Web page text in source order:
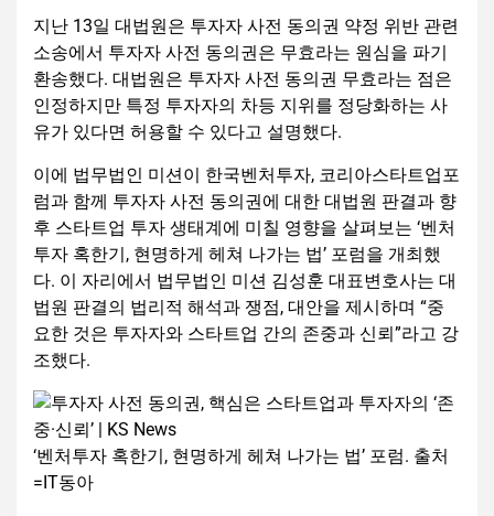
지난 13일 대법원은 투자자 사전 동의권 약정 위반 관련
소송에서 투자자 사전 동의권은 무효라는 원심을 파기
환송했다. 대법원은 투자자 사전 동의권 무효라는 점은
인정하지만 특정 투자자의 차등 지위를 정당화하는 사
유가 있다면 허용할 수 있다고 설명했다.
이에 법무법인 미션이 한국벤처투자, 코리아스타트업포
럼과 함께 투자자 사전 동의권에 대한 대법원 판결과 향
후 스타트업 투자 생태계에 미칠 영향을 살펴보는 ‘벤처
투자 혹한기, 현명하게 헤쳐 나가는 법’ 포럼을 개최했
다. 이 자리에서 법무법인 미션 김성훈 대표변호사는 대
법원 판결의 법리적 해석과 쟁점, 대안을 제시하며 “중
요한 것은 투자자와 스타트업 간의 존중과 신뢰”라고 강
조했다.
‘벤처투자 혹한기, 현명하게 헤쳐 나가는 법’ 포럼. 출처
=IT동아